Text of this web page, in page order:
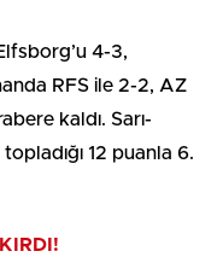
4-3,
RFS ile 2-2, AZ
kaldı. Sarı-
topladığı 12 puanla 6.